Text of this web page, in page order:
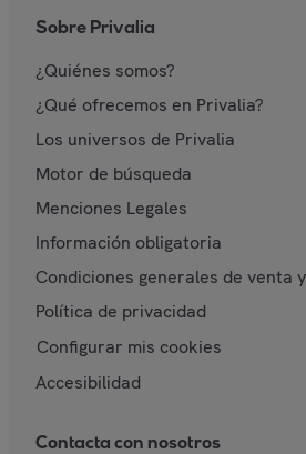
Sobre Privalia
¿Quiénes somos?
¿Qué ofrecemos en Privalia?
Los universos de Privalia
Motor de búsqueda
Menciones Legales
Información obligatoria
Condiciones generales de venta
Política de privacidad
Configurar mis cookies
Accesibilidad
Contacta con nosotros